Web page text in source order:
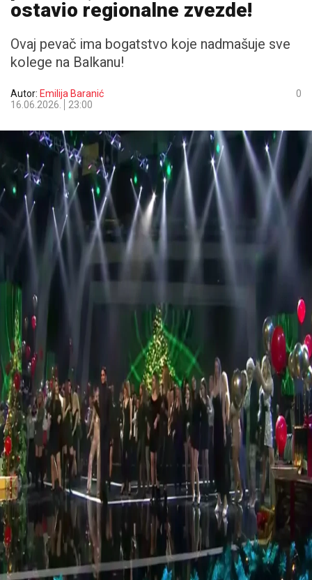
ostavio regionalne zvezde!
Ovaj pevač ima bogatstvo koje nadmašuje sve
kolege na Balkanu!
Autor: Emilija Baranić
16.06.2026.
23:00
0